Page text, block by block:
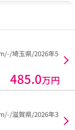
埼玉県/2026年5
485.0万円
滋賀県/2026年3